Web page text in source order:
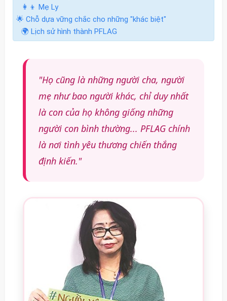
👩‍👦 Mẹ Ly
🌟 Chỗ dựa vững chắc cho những "khác biệt"
🌍 Lịch sử hình thành PFLAG
"Họ cũng là những người cha, người
mẹ như bao người khác, chỉ duy nhất
là con của họ không giống những
người con bình thường... PFLAG chính
là nơi tình yêu thương chiến thắng
định kiến."